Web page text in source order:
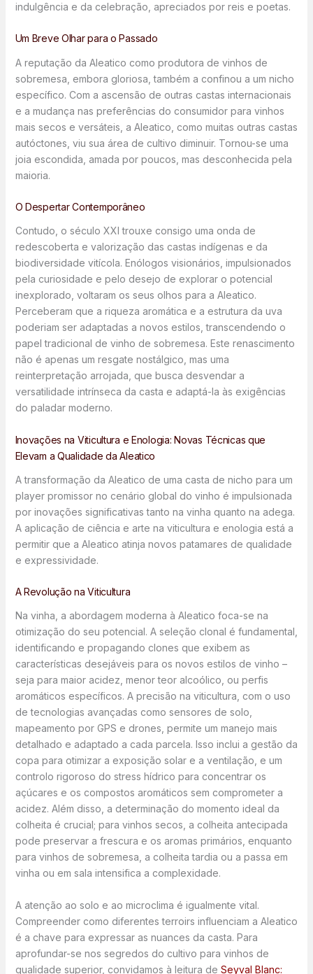
indulgência e da celebração, apreciados por reis e poetas.
Um Breve Olhar para o Passado
A reputação da Aleatico como produtora de vinhos de
sobremesa, embora gloriosa, também a confinou a um nicho
específico. Com a ascensão de outras castas internacionais
e a mudança nas preferências do consumidor para vinhos
mais secos e versáteis, a Aleatico, como muitas outras castas
autóctones, viu sua área de cultivo diminuir. Tornou-se uma
joia escondida, amada por poucos, mas desconhecida pela
maioria.
O Despertar Contemporâneo
Contudo, o século XXI trouxe consigo uma onda de
redescoberta e valorização das castas indígenas e da
biodiversidade vitícola. Enólogos visionários, impulsionados
pela curiosidade e pelo desejo de explorar o potencial
inexplorado, voltaram os seus olhos para a Aleatico.
Perceberam que a riqueza aromática e a estrutura da uva
poderiam ser adaptadas a novos estilos, transcendendo o
papel tradicional de vinho de sobremesa. Este renascimento
não é apenas um resgate nostálgico, mas uma
reinterpretação arrojada, que busca desvendar a
versatilidade intrínseca da casta e adaptá-la às exigências
do paladar moderno.
Inovações na Viticultura e Enologia: Novas Técnicas que
Elevam a Qualidade da Aleatico
A transformação da Aleatico de uma casta de nicho para um
player promissor no cenário global do vinho é impulsionada
por inovações significativas tanto na vinha quanto na adega.
A aplicação de ciência e arte na viticultura e enologia está a
permitir que a Aleatico atinja novos patamares de qualidade
e expressividade.
A Revolução na Viticultura
Na vinha, a abordagem moderna à Aleatico foca-se na
otimização do seu potencial. A seleção clonal é fundamental,
identificando e propagando clones que exibem as
características desejáveis para os novos estilos de vinho –
seja para maior acidez, menor teor alcoólico, ou perfis
aromáticos específicos. A precisão na viticultura, com o uso
de tecnologias avançadas como sensores de solo,
mapeamento por GPS e drones, permite um manejo mais
detalhado e adaptado a cada parcela. Isso inclui a gestão da
copa para otimizar a exposição solar e a ventilação, e um
controlo rigoroso do stress hídrico para concentrar os
açúcares e os compostos aromáticos sem comprometer a
acidez. Além disso, a determinação do momento ideal da
colheita é crucial; para vinhos secos, a colheita antecipada
pode preservar a frescura e os aromas primários, enquanto
para vinhos de sobremesa, a colheita tardia ou a passa em
vinha ou em sala intensifica a complexidade.
A atenção ao solo e ao microclima é igualmente vital.
Compreender como diferentes terroirs influenciam a Aleatico
é a chave para expressar as nuances da casta. Para
aprofundar-se nos segredos do cultivo para vinhos de
qualidade superior, convidamos à leitura de Seyval Blanc: